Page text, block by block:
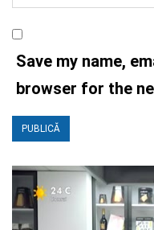
Save my name,
browser for the